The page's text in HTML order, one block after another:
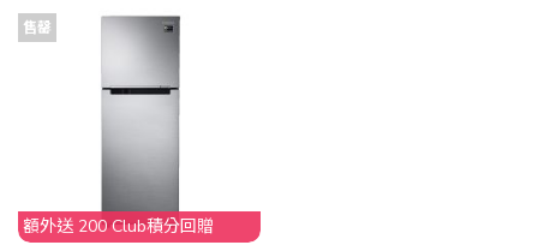
售罄
額外送 200 Club積分回贈